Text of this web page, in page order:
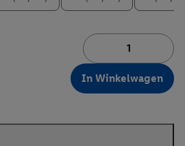
In Winkelwagen